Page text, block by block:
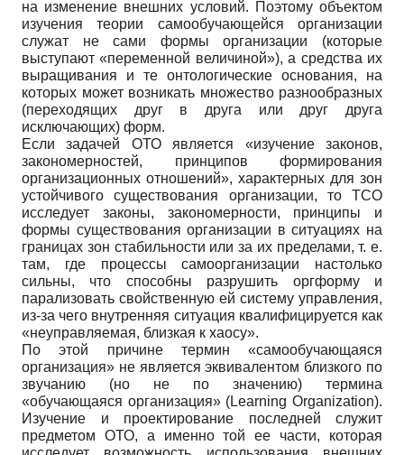
на изменение внешних условий. Поэтому объектом
изучения теории самообучающейся организации
служат не сами формы организации (которые
выступают «переменной величиной»), а средства их
выращивания и те онтологические основания, на
которых может возникать множество разнообразных
(переходящих друг в друга или друг друга
исключающих) форм.
Если задачей ОТО является «изучение законов,
закономерностей, принципов формирования
организационных отношений», характерных для зон
устойчивого существования организации, то ТСО
исследует законы, закономерности, принципы и
формы существования организации в ситуациях на
границах зон стабильности или за их пределами, т. е.
там, где процессы самоорганизации настолько
сильны, что способны разрушить оргформу и
парализовать свойственную ей систему управления,
из-за чего внутренняя ситуация квалифицируется как
«неуправляемая, близкая к хаосу».
По этой причине термин «самообучающаяся
организация» не является эквивалентом близкого по
звучанию (но не по значению) термина
«обучающаяся организация» (Learning Organization).
Изучение и проектирование последней служит
предметом ОТО, а именно той ее части, которая